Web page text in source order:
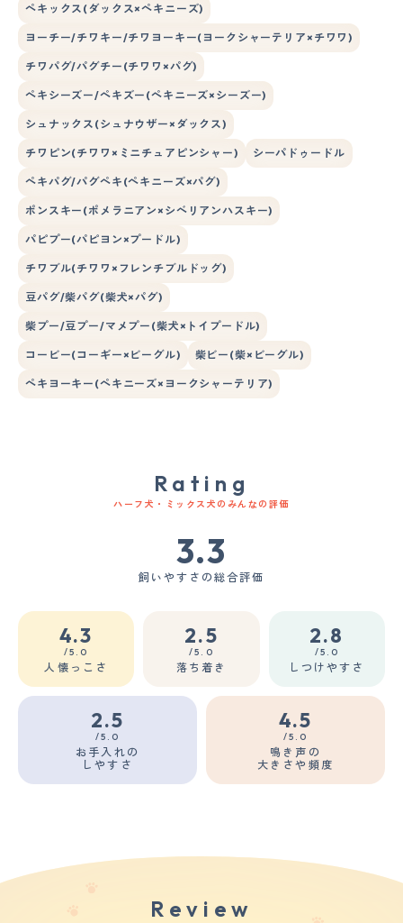
ペキックス(ダックス×ペキニーズ)
ヨーチー/チワキー/チワヨーキー(ヨークシャーテリア×チワワ)
チワパグ/パグチー(チワワ×パグ)
ペキシーズー/ペキズー(ペキニーズ×シーズー)
シュナックス(シュナウザー×ダックス)
チワピン(チワワ×ミニチュアピンシャー) シーパドゥードル
ペキパグ/パグペキ(ペキニーズ×パグ)
ポンスキー(ポメラニアン×シベリアンハスキー)
パピプー(パピヨン×プードル)
チワブル(チワワ×フレンチブルドッグ)
豆パグ/柴パグ(柴犬×パグ)
柴プー/豆プー/マメプー(柴犬×トイプードル)
コービー(コーギー×ビーグル) 柴ビー(柴×ビーグル)
ペキヨーキー(ペキニーズ×ヨークシャーテリア)
Rating
ハーフ犬・ミックス犬のみんなの評価
3.3
飼いやすさの総合評価
4.3
/5.0
人懐っこさ
2.5
/5.0
落ち着き
2.8
/5.0
しつけやすさ
2.5
/5.0
お手入れの
しやすさ
4.5
/5.0
鳴き声の
大きさや頻度
Review